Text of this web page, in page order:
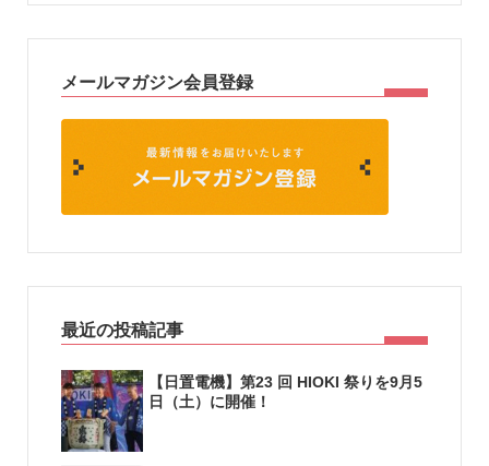
メールマガジン会員登録
最近の投稿記事
【日置電機】第23 回 HIOKI 祭りを9月5
日（土）に開催！